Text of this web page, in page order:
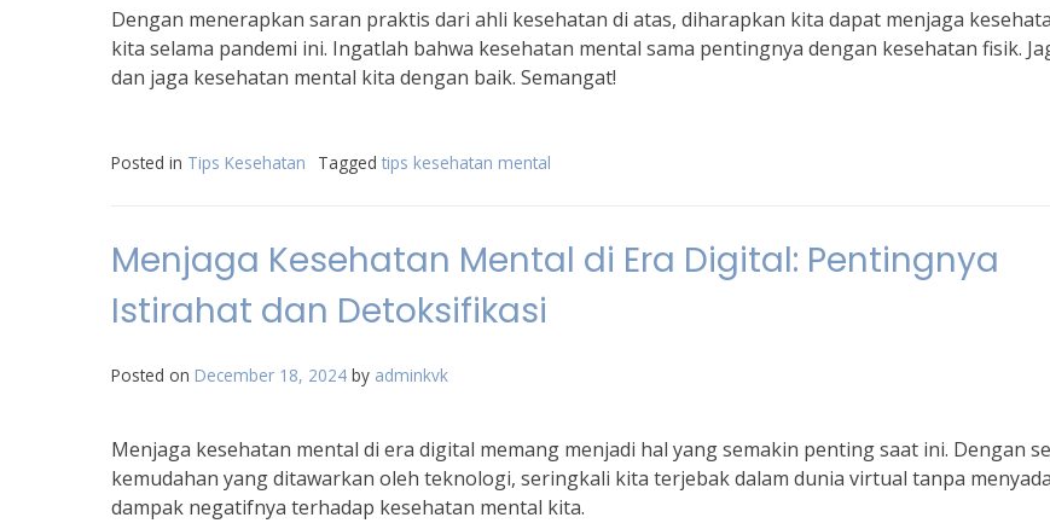
Dengan menerapkan saran praktis dari ahli kesehatan di atas, diharapkan kita dapat menjaga
kita selama pandemi ini. Ingatlah bahwa kesehatan mental sama pentingnya dengan kesehatan fisik.
dan jaga kesehatan mental kita dengan baik. Semangat!
Posted in Tips Kesehatan Tagged tips kesehatan mental
Menjaga Kesehatan Mental di Era Digital: Pentingnya
Istirahat dan Detoksifikasi
Posted on December 18, 2024 by adminkvk
Menjaga kesehatan mental di era digital memang menjadi hal yang semakin penting saat ini. Dengan
kemudahan yang ditawarkan oleh teknologi, seringkali kita terjebak dalam dunia virtual tanpa
dampak negatifnya terhadap kesehatan mental kita.